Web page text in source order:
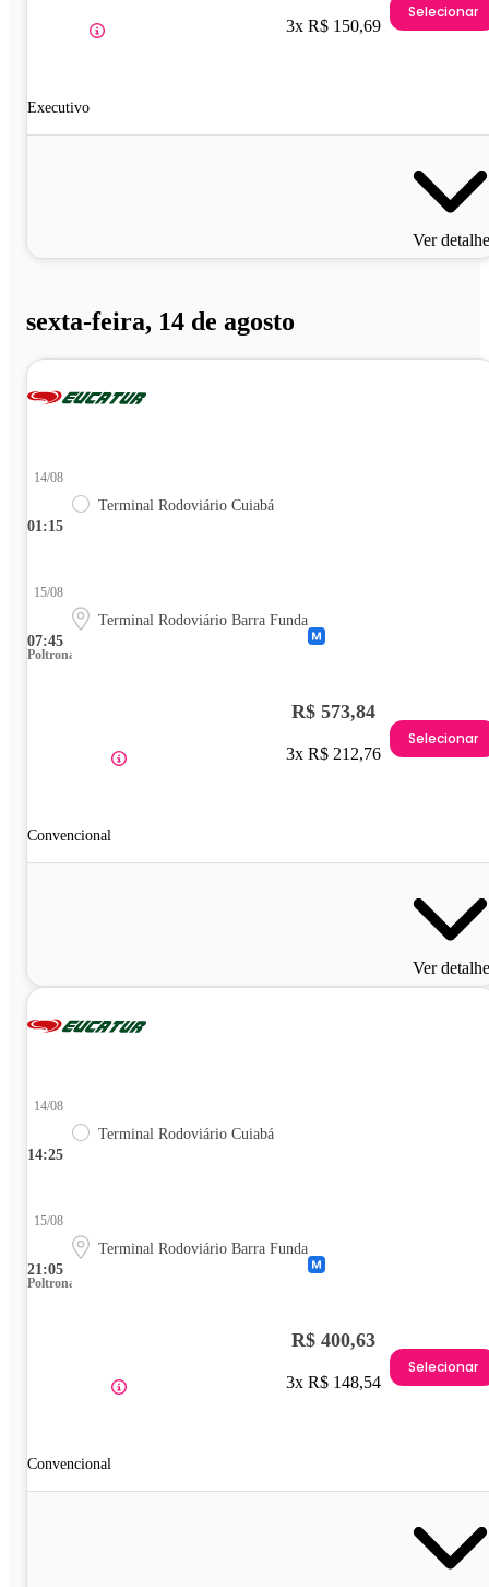
Executivo
3x R$ 150,69
Selecionar
Ver
sexta-feira, 14 de agosto
01:15
14/08
Terminal Rodoviário Cuiabá
07:45
15/08
Terminal Rodoviário Barra Funda
Poltrona
Convencional
R$ 573,84
3x R$ 212,76
Selecionar
Ver
14:25
14/08
Terminal Rodoviário Cuiabá
21:05
15/08
Terminal Rodoviário Barra Funda
Poltrona
Convencional
R$ 400,63
3x R$ 148,54
Selecionar